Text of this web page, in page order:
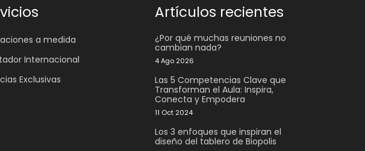
a medida
Internacional
Exclusivas
Artículos recientes
¿Por qué muchas reuniones no
cambian nada?
4 Ago 2026
Las 5 Competencias Clave que
Transforman el Aula: Inspira,
Conecta y Empodera
11 Oct 2024
Los 3 enfoques que inspiran el
diseño del tablero de Biopolis